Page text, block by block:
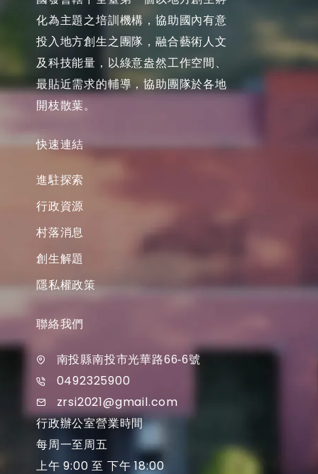
化為主題之培訓機構，協助國內有意
投入地方創生之團隊，融合藝術人文
及科技能量，以綠意盎然工作空間、
最貼近需求的輔導，協助團隊於各地
開枝散葉。
快速連結
進駐探索
行政資源
村落消息
創生解題
隱私權政策
聯絡我們
南投縣南投市光華路66-6號
0492325900
zrsi2021@gmail.com
行政辦公室營業時間
每周一至周五
上午 9:00 至 下午 18:00